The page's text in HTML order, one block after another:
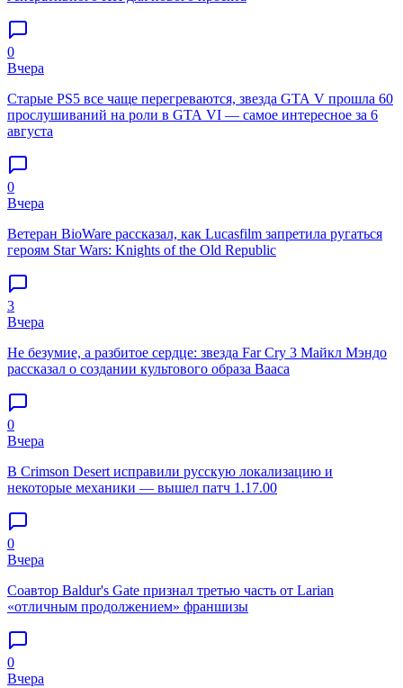
0
Вчера
Старые PS5 все чаще перегреваются, звезда GTA V прошла 60
прослушиваний на роли в GTA VI — самое интересное за 6
августа
0
Вчера
Ветеран BioWare рассказал, как Lucasfilm запретила ругаться
героям Star Wars: Knights of the Old Republic
3
Вчера
Не безумие, а разбитое сердце: звезда Far Cry 3 Майкл Мэндо
рассказал о создании культового образа Вааса
0
Вчера
В Crimson Desert исправили русскую локализацию и
некоторые механики — вышел патч 1.17.00
0
Вчера
Соавтор Baldur's Gate признал третью часть от Larian
«отличным продолжением» франшизы
0
Вчера